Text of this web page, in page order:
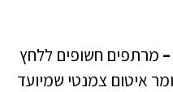
מרתפים חשופים ללחץ
איטום צמנטי שמיועד